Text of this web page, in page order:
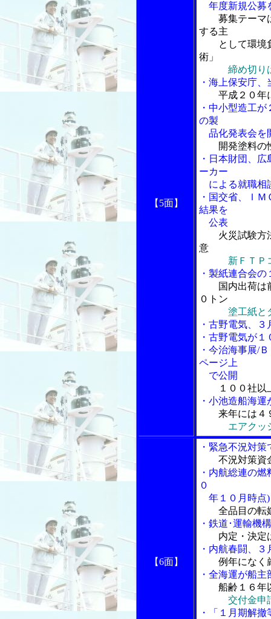
【5面】
年度新規公募
募集テーマ
する主
として環境負
術」
締め切り
・海上保安庁
平成２０年
・中小型造工
の製
品化発表会を
開発塗料の
・日本財団、
ーカー
による就職相
・国交省、Ｉ
結果を
公表
火災試験方
意
新ＦＴＰ
・製紙連合会
国内出荷は
０トン
塗工紙と
・古野電気、
・古野電気が
・今治海事展/
ページ上
で公開
１００社以
・小池造船海
来年には４９
エアクッ
【6面】
・緊急不況対
不況対策資
・内航総連の
０
年１０月時点)
全品目の転
・鉄道･運輸機
内定・決定
・内航春闘、
例年になく
・全海運が船
船齢１６年
交付金申
・「１月期解